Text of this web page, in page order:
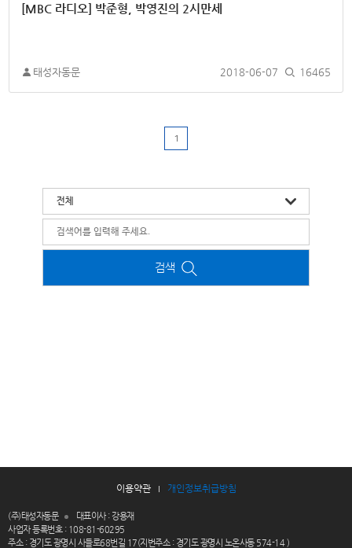
[MBC 라디오] 박준형, 박영진의 2시만세
태성자동문 2018-06-07 16465
1
검색
이용약관 개인정보취급방침
(주)태성자동문
대표이사 : 강용재
사업자 등록번호 : 108-81-60295
주소 : 경기도 광명시 사들로68번길 17(지번주소 : 경기도 광명시 노온사동 574-14 )